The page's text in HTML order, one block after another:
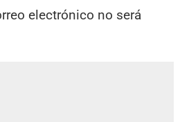
electrónico no será